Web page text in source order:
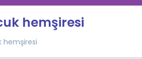
hemşiresi
hemşiresi